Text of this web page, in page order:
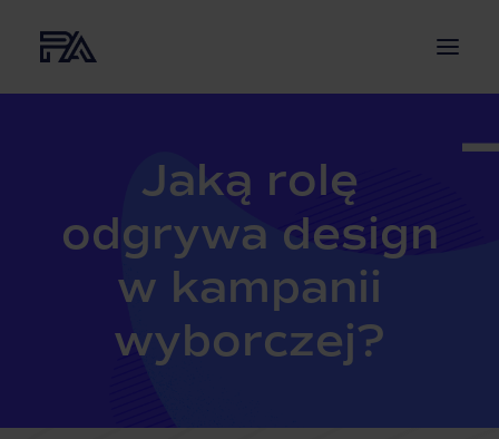
PROJEKTY
AKTUALNOŚCI
Jaką rolę
odgrywa design
w kampanii
wyborczej?